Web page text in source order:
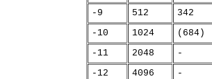
-9
512 342
-10
1024 (684)
-11
2048 -
-12
4096 -